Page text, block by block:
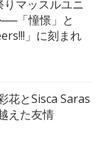
りマッスルユニ
「憧憬」と
」に刻まれ
花とSisca Saras
えた友情